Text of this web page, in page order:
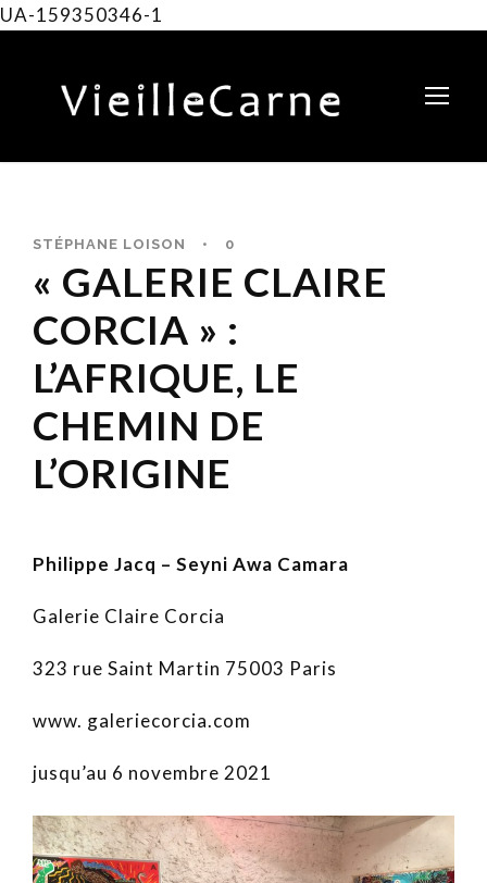
UA-159350346-1
STÉPHANE LOISON • 0
« GALERIE CLAIRE
CORCIA » :
L’AFRIQUE, LE
CHEMIN DE
L’ORIGINE
Philippe Jacq – Seyni Awa Camara
Galerie Claire Corcia
323 rue Saint Martin 75003 Paris
www. galeriecorcia.com
jusqu’au 6 novembre 2021